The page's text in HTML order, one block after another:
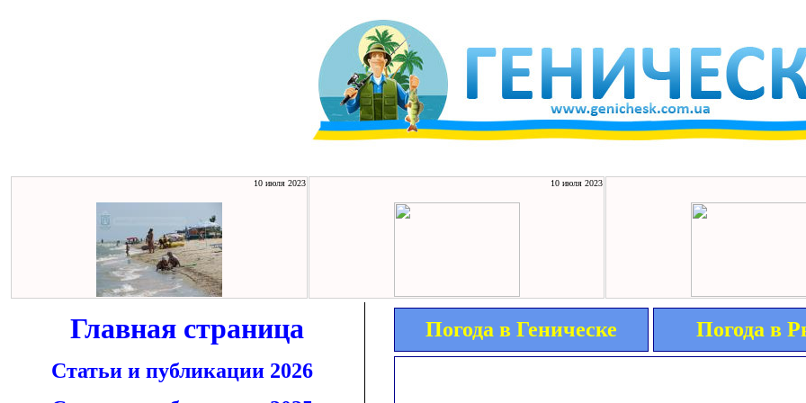
10 июля 2023 10 июля 2023
Главная страница
Статьи и публикации 2026
Погода в Геническе Погода в